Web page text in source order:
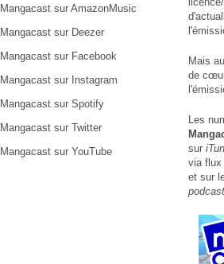
Mangacast sur AmazonMusic
Mangacast sur Deezer
Mangacast sur Facebook
Mangacast sur Instagram
Mangacast sur Spotify
Mangacast sur Twitter
Mangacast sur YouTube
Mais
de
Les
sur
via flux
et sur
podcast